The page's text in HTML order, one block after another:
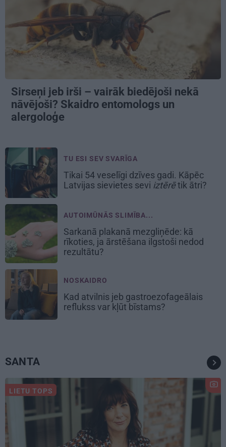
Sirseņi jeb irši – vairāk biedējoši nekā
nāvējoši? Skaidro entomologs un
alergoloģe
TU ESI SEV SVARĪGA
Tikai 54 veselīgi dzīves gadi. Kāpēc
Latvijas sievietes sevi iztērētik ātri?
AUTOIMŪNĀS SLIMĪBA...
Sarkanā plakanā mezgliņēde: kā
rīkoties, ja ārstēšana ilgstoši nedod
rezultātu?
NOSKAIDRO
Kad atvilnis jeb gastroezofageālais
reflukss var kļūt bīstams?
SANTA
LIETU TOPS